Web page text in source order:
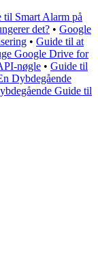
til Smart Alarm på
det? • Google
• Guide til at
Google Drive for
nøgle • Guide til
Dybdegående
Guide til